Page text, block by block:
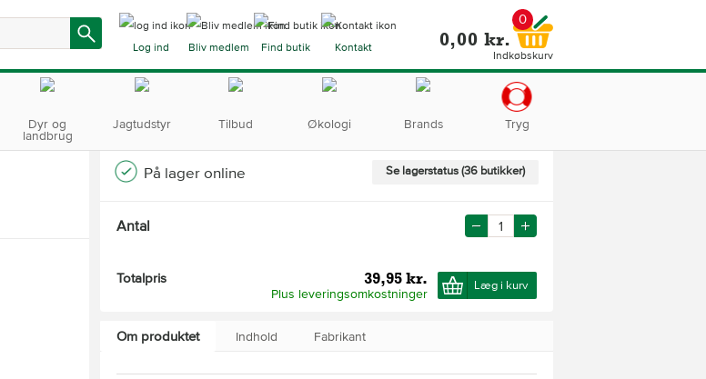
Log ind Bliv medlem Find butik Kontakt
0
0,00 kr.
Indkøbskurv
Dyr og
landbrug
Jagtudstyr Tilbud Økologi Brands Tryg
På lager online Se lagerstatus (36 butikker)
Antal
Totalpris 39,95 kr.
Plus leveringsomkostninger
Læg i kurv
Om produktet Indhold Fabrikant